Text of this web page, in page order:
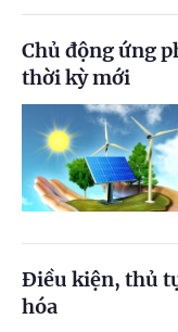
Chủ động ứng
thời kỳ mới
Điều kiện, thủ
hóa